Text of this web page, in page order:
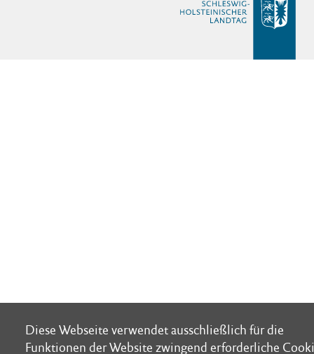
Diese Webseite verwendet ausschließlich für die
Funktionen der Website zwingend erforderliche
Diese Webseite verwendet ausschließlich für die
Funktionen der Website zwingend erforderliche